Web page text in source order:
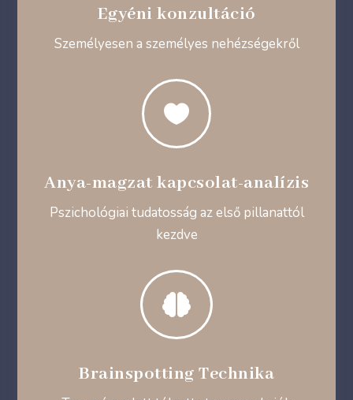
Egyéni konzultáció
Személyesen a személyes nehézségekről

Anya-magzat kapcsolat-analízis
Pszichológiai tudatosság az első pillanattól
kezdve

Brainspotting Technika